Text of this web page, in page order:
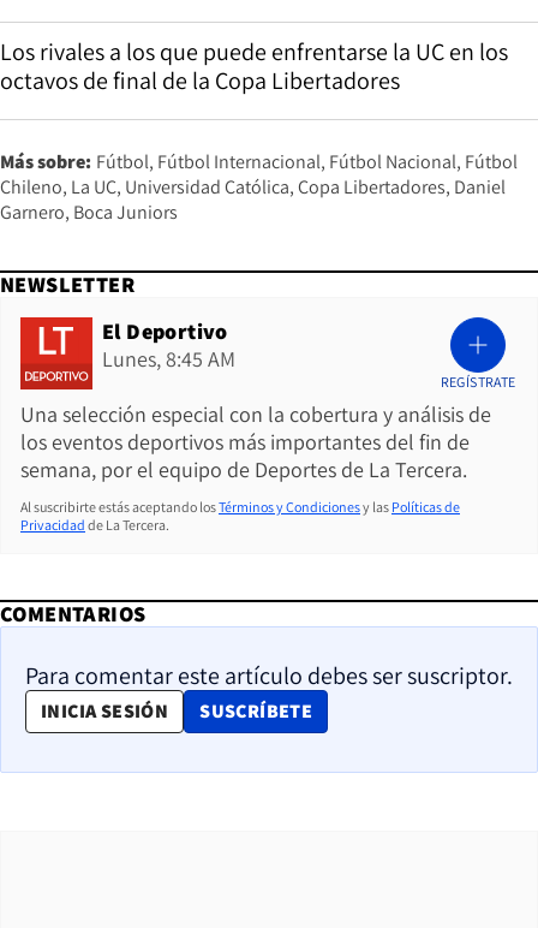
Los rivales a los que puede enfrentarse la UC en los
octavos de final de la Copa Libertadores
Más sobre: Fútbol Fútbol Internacional Fútbol Nacional Fútbol
Chileno La UC Universidad Católica Copa Libertadores Daniel
Garnero Boca Juniors
NEWSLETTER
El Deportivo
Lunes, 8:45 AM
Una selección especial con la cobertura y análisis de
los eventos deportivos más importantes del fin de
semana, por el equipo de Deportes de La Tercera.
REGÍSTRATE
Al suscribirte estás aceptando losTérminos y Condicionesy las Políticas de
Privacidad de La Tercera.
COMENTARIOS
Para comentar este artículo debes ser suscriptor.
INICIA SESIÓN SUSCRÍBETE
OPENS IN NEW WINDOW